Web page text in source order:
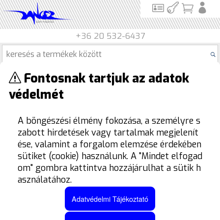
+36 20 532-6437
Termék kategóriák
Termékek
TERMÉKEK SZŰRÉSE
Fontosnak tartjuk az adatok
védelmét
A böngészési élmény fokozása, a személyre s
zabott hirdetések vagy tartalmak megjelenít
ése, valamint a forgalom elemzése érdekében
sütiket (cookie) használunk. A "Mindet elfogad
om" gombra kattintva hozzájárulhat a sütik h
asználatához.
Adatvédelmi Tájékoztató